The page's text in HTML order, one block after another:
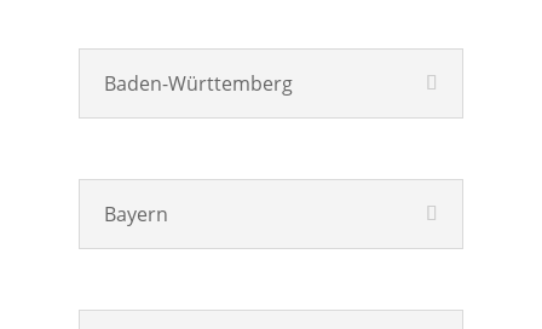
Baden-Württemberg
Bayern